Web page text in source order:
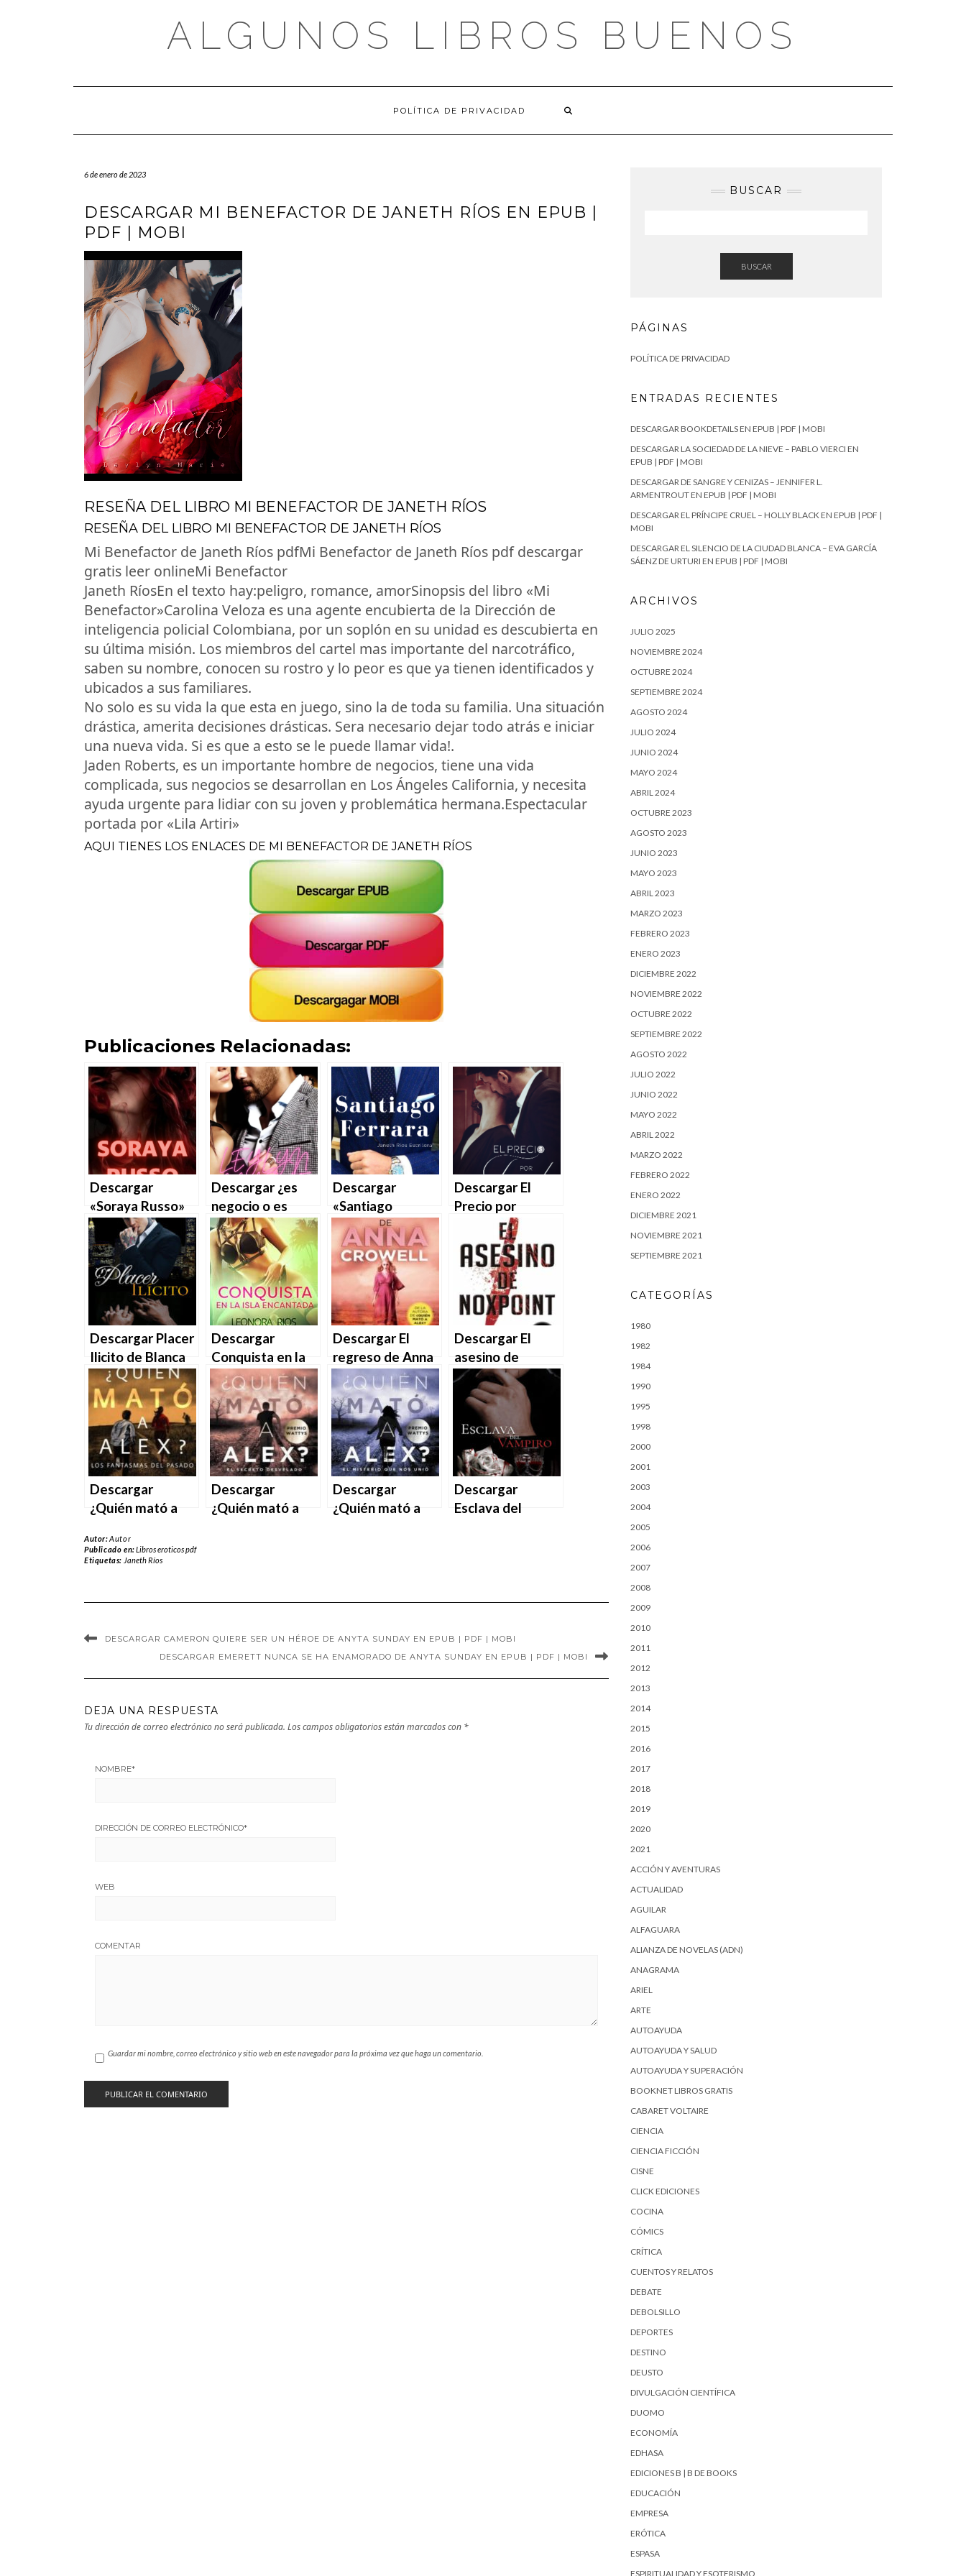
ALGUNOS LIBROS BUENOS
POLÍTICA DE PRIVACIDAD
6 de enero de 2023
DESCARGAR MI BENEFACTOR DE JANETH RÍOS EN EPUB |
PDF | MOBI
RESEÑA DEL LIBRO MI BENEFACTOR DE JANETH RÍOS
RESEÑA DEL LIBRO MI BENEFACTOR DE JANETH RÍOS
Mi Benefactor de Janeth Ríos pdfMi Benefactor de Janeth Ríos pdf descargar
gratis leer onlineMi Benefactor
Janeth RíosEn el texto hay:peligro, romance, amorSinopsis del libro «Mi
Benefactor»Carolina Veloza es una agente encubierta de la Dirección de
inteligencia policial Colombiana, por un soplón en su unidad es descubierta en
su última misión. Los miembros del cartel mas importante del narcotráfico,
saben su nombre, conocen su rostro y lo peor es que ya tienen identificados y
ubicados a sus familiares.
No solo es su vida la que esta en juego, sino la de toda su familia. Una situación
drástica, amerita decisiones drásticas. Sera necesario dejar todo atrás e iniciar
una nueva vida. Si es que a esto se le puede llamar vida!.
Jaden Roberts, es un importante hombre de negocios, tiene una vida
complicada, sus negocios se desarrollan en Los Ángeles California, y necesita
ayuda urgente para lidiar con su joven y problemática hermana.Espectacular
portada por «Lila Artiri»
AQUI TIENES LOS ENLACES DE MI BENEFACTOR DE JANETH RÍOS
Publicaciones Relacionadas:
Descargar
«Soraya Russo»
de Janeth Ríos en
EPUB | PDF |
MOBI
Descargar ¿es
negocio o es
amor? de Janeth
Ríos en EPUB |
PDF | MOBI
Descargar
«Santiago
Ferrara» de
Janeth Ríos en
EPUB | PDF |
MOBI
Descargar El
Precio por
Tenerla de
Janeth Ríos en
EPUB | PDF |
MOBI
Descargar Placer
Ilicito de Blanca
Rios novela en
EPUB | PDF |
MOBI
Descargar
Conquista en la
Isla Encantada de
Leonora Rios en
EPUB | PDF |
MOBI
Descargar El
regreso de Anna
Crowell de
Janeth G. S. en
EPUB | PDF |
MOBI
Descargar El
asesino de
Noxpoint de
Janeth G. S. en
EPUB | PDF |
MOBI
Descargar
¿Quién mató a
fantasmas del
pasado de Janeth
PDF | MOBI
Descargar
¿Quién mató a
MOBI
Descargar
¿Quién mató a
MOBI
Descargar
Esclava del
Autor:Autor
Publicado en:Libros eroticos pdf
Etiquetas: Janeth Ríos
DESCARGAR CAMERON QUIERE SER UN HÉROE DE ANYTA SUNDAY EN EPUB | PDF | MOBI
DESCARGAR EMERETT NUNCA SE HA ENAMORADO DE ANYTA SUNDAY EN EPUB | PDF | MOBI
DEJA UNA RESPUESTA
Tu dirección de correo electrónico no será publicada. Los campos obligatorios están marcados con *
NOMBRE*
DIRECCIÓN DE CORREO ELECTRÓNICO*
WEB
COMENTAR
Guardar mi nombre, correo electrónico y sitio web en este navegador para la próxima vez que haga un comentario.
BUSCAR
BUSCAR
PÁGINAS
POLÍTICA DE PRIVACIDAD
ENTRADAS RECIENTES
DESCARGAR BOOKDETAILS EN EPUB | PDF | MOBI
DESCARGAR LA SOCIEDAD DE LA NIEVE – PABLO VIERCI EN
EPUB | PDF | MOBI
DESCARGAR DE SANGRE Y CENIZAS – JENNIFER L.
ARMENTROUT EN EPUB | PDF | MOBI
DESCARGAR EL PRÍNCIPE CRUEL – HOLLY BLACK EN EPUB | PDF |
MOBI
DESCARGAR EL SILENCIO DE LA CIUDAD BLANCA – EVA GARCÍA
SÁENZ DE URTURI EN EPUB | PDF | MOBI
ARCHIVOS
JULIO 2025
NOVIEMBRE 2024
OCTUBRE 2024
SEPTIEMBRE 2024
AGOSTO 2024
JULIO 2024
JUNIO 2024
MAYO 2024
ABRIL 2024
OCTUBRE 2023
AGOSTO 2023
JUNIO 2023
MAYO 2023
ABRIL 2023
MARZO 2023
FEBRERO 2023
ENERO 2023
DICIEMBRE 2022
NOVIEMBRE 2022
OCTUBRE 2022
SEPTIEMBRE 2022
AGOSTO 2022
JULIO 2022
JUNIO 2022
MAYO 2022
ABRIL 2022
MARZO 2022
FEBRERO 2022
ENERO 2022
DICIEMBRE 2021
NOVIEMBRE 2021
SEPTIEMBRE 2021
CATEGORÍAS
1980
1982
1984
1990
1995
1998
2000
2001
2003
2004
2005
2006
2007
2008
2009
2010
2011
2012
2013
2014
2015
2016
2017
2018
2019
2020
2021
ACCIÓN Y AVENTURAS
ACTUALIDAD
AGUILAR
ALFAGUARA
ALIANZA DE NOVELAS (ADN)
ANAGRAMA
ARIEL
ARTE
AUTOAYUDA
AUTOAYUDA Y SALUD
AUTOAYUDA Y SUPERACIÓN
BOOKNET LIBROS GRATIS
CABARET VOLTAIRE
CIENCIA
CIENCIA FICCIÓN
CISNE
CLICK EDICIONES
COCINA
CÓMICS
CRÍTICA
CUENTOS Y RELATOS
DEBATE
DEBOLSILLO
DEPORTES
DESTINO
DEUSTO
DIVULGACIÓN CIENTÍFICA
DUOMO
ECONOMÍA
EDHASA
EDICIONES B | B DE BOOKS
EDUCACIÓN
EMPRESA
ERÓTICA
ESPASA
ESPIRITUALIDAD Y ESOTERISMO